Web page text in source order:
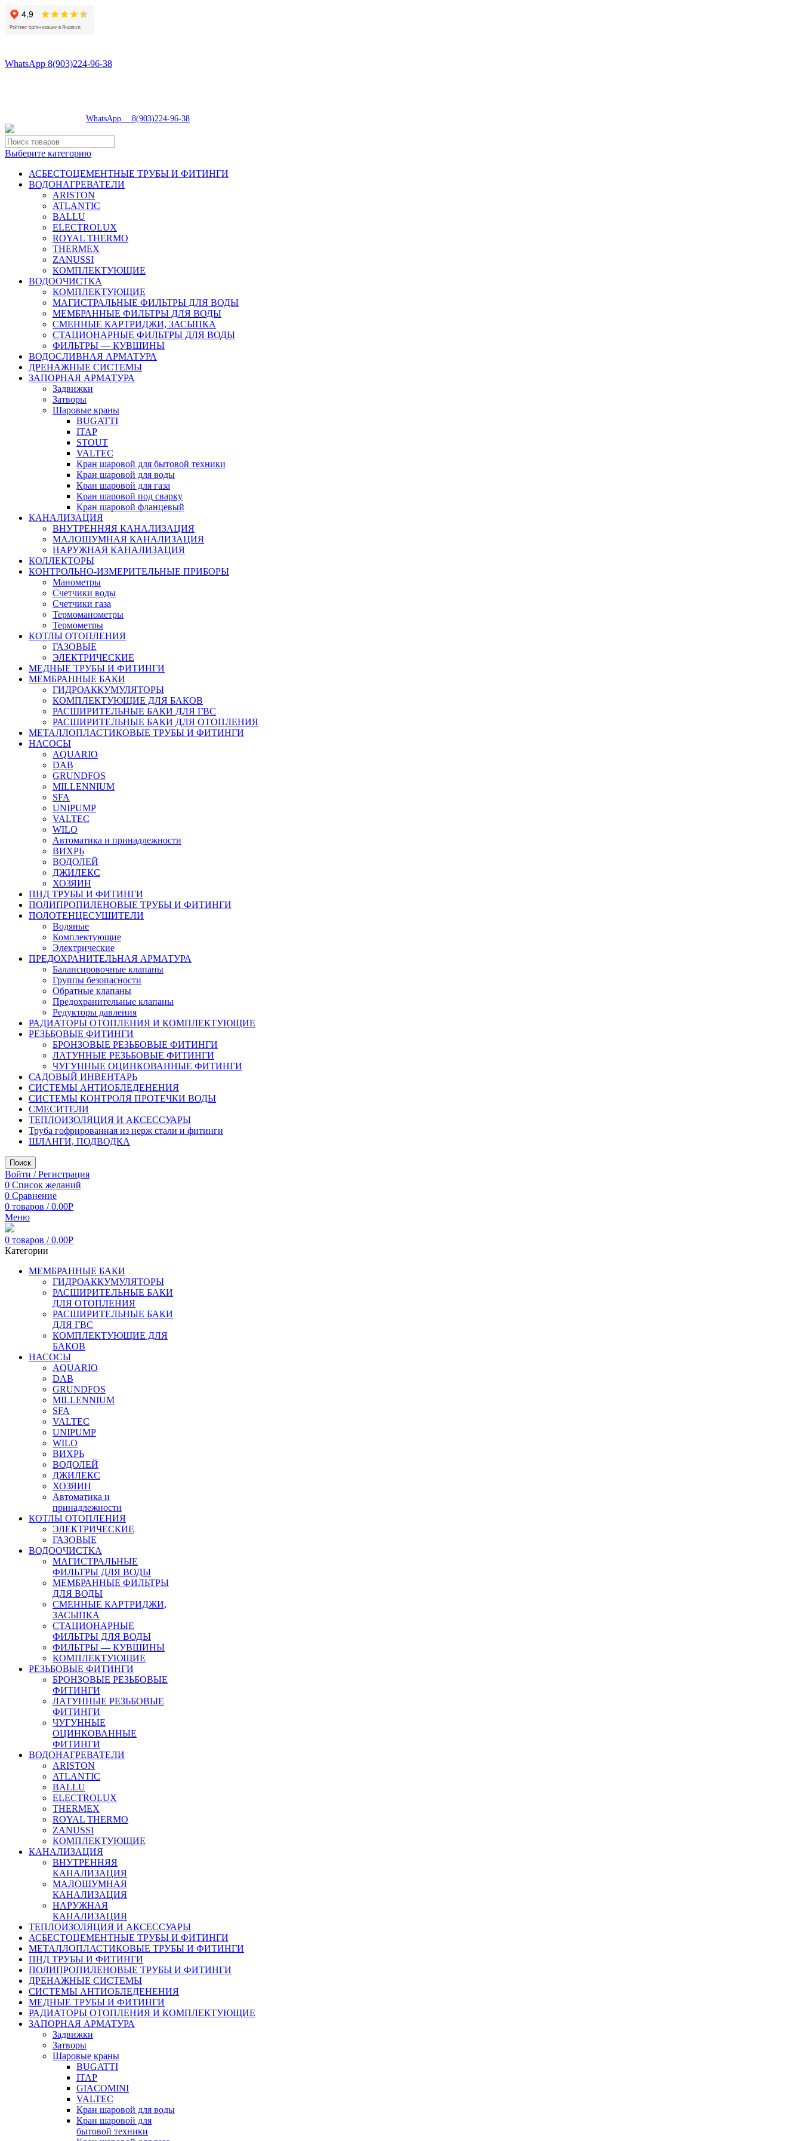
WhatsApp 8(903)224-96-38
WhatsApp 8(903)224-96-38
Выберите категорию
АСБЕСТОЦЕМЕНТНЫЕ ТРУБЫ И ФИТИНГИ
ВОДОНАГРЕВАТЕЛИ
ARISTON
ATLANTIC
BALLU
ELECTROLUX
ROYAL THERMO
THERMEX
ZANUSSI
КОМПЛЕКТУЮЩИЕ
ВОДООЧИСТКА
КОМПЛЕКТУЮЩИЕ
МАГИСТРАЛЬНЫЕ ФИЛЬТРЫ ДЛЯ ВОДЫ
МЕМБРАННЫЕ ФИЛЬТРЫ ДЛЯ ВОДЫ
СМЕННЫЕ КАРТРИДЖИ, ЗАСЫПКА
СТАЦИОНАРНЫЕ ФИЛЬТРЫ ДЛЯ ВОДЫ
ФИЛЬТРЫ — КУВШИНЫ
ВОДОСЛИВНАЯ АРМАТУРА
ДРЕНАЖНЫЕ СИСТЕМЫ
ЗАПОРНАЯ АРМАТУРА
Задвижки
Затворы
Шаровые краны
BUGATTI
ITAP
STOUT
VALTEC
Кран шаровой для бытовой техники
Кран шаровой для воды
Кран шаровой для газа
Кран шаровой под сварку
Кран шаровой фланцевый
КАНАЛИЗАЦИЯ
ВНУТРЕННЯЯ КАНАЛИЗАЦИЯ
МАЛОШУМНАЯ КАНАЛИЗАЦИЯ
НАРУЖНАЯ КАНАЛИЗАЦИЯ
КОЛЛЕКТОРЫ
КОНТРОЛЬНО-ИЗМЕРИТЕЛЬНЫЕ ПРИБОРЫ
Манометры
Счетчики воды
Счетчики газа
Термоманометры
Термометры
КОТЛЫ ОТОПЛЕНИЯ
ГАЗОВЫЕ
ЭЛЕКТРИЧЕСКИЕ
МЕДНЫЕ ТРУБЫ И ФИТИНГИ
МЕМБРАННЫЕ БАКИ
ГИДРОАККУМУЛЯТОРЫ
КОМПЛЕКТУЮЩИЕ ДЛЯ БАКОВ
РАСШИРИТЕЛЬНЫЕ БАКИ ДЛЯ ГВС
РАСШИРИТЕЛЬНЫЕ БАКИ ДЛЯ ОТОПЛЕНИЯ
МЕТАЛЛОПЛАСТИКОВЫЕ ТРУБЫ И ФИТИНГИ
НАСОСЫ
AQUARIO
DAB
GRUNDFOS
MILLENNIUM
SFA
UNIPUMP
VALTEC
WILO
Автоматика и принадлежности
ВИХРЬ
ВОДОЛЕЙ
ДЖИЛЕКС
ХОЗЯИН
ПНД ТРУБЫ И ФИТИНГИ
ПОЛИПРОПИЛЕНОВЫЕ ТРУБЫ И ФИТИНГИ
ПОЛОТЕНЦЕСУШИТЕЛИ
Водяные
Комплектующие
Электрические
ПРЕДОХРАНИТЕЛЬНАЯ АРМАТУРА
Балансировочные клапаны
Группы безопасности
Обратные клапаны
Предохранительные клапаны
Редукторы давления
РАДИАТОРЫ ОТОПЛЕНИЯ И КОМПЛЕКТУЮЩИЕ
РЕЗЬБОВЫЕ ФИТИНГИ
БРОНЗОВЫЕ РЕЗЬБОВЫЕ ФИТИНГИ
ЛАТУННЫЕ РЕЗЬБОВЫЕ ФИТИНГИ
ЧУГУННЫЕ ОЦИНКОВАННЫЕ ФИТИНГИ
САДОВЫЙ ИНВЕНТАРЬ
СИСТЕМЫ АНТИОБЛЕДЕНЕНИЯ
СИСТЕМЫ КОНТРОЛЯ ПРОТЕЧКИ ВОДЫ
СМЕСИТЕЛИ
ТЕПЛОИЗОЛЯЦИЯ И АКСЕССУАРЫ
Труба гофрированная из нерж стали и фитинги
ШЛАНГИ, ПОДВОДКА
Поиск
Войти / Регистрация
0 Список желаний
0 Сравнение
0 товаров / 0.00Р
Меню
0 товаров / 0.00Р
Категории
МЕМБРАННЫЕ БАКИ
ГИДРОАККУМУЛЯТОРЫ
РАСШИРИТЕЛЬНЫЕ БАКИ
ДЛЯ ОТОПЛЕНИЯ
РАСШИРИТЕЛЬНЫЕ БАКИ
ДЛЯ ГВС
КОМПЛЕКТУЮЩИЕ ДЛЯ
БАКОВ
НАСОСЫ
AQUARIO
DAB
GRUNDFOS
MILLENNIUM
SFA
VALTEC
UNIPUMP
WILO
ВИХРЬ
ВОДОЛЕЙ
ДЖИЛЕКС
ХОЗЯИН
Автоматика и
принадлежности
КОТЛЫ ОТОПЛЕНИЯ
ЭЛЕКТРИЧЕСКИЕ
ГАЗОВЫЕ
ВОДООЧИСТКА
МАГИСТРАЛЬНЫЕ
ФИЛЬТРЫ ДЛЯ ВОДЫ
МЕМБРАННЫЕ ФИЛЬТРЫ
ДЛЯ ВОДЫ
СМЕННЫЕ КАРТРИДЖИ,
ЗАСЫПКА
СТАЦИОНАРНЫЕ
ФИЛЬТРЫ ДЛЯ ВОДЫ
ФИЛЬТРЫ — КУВШИНЫ
КОМПЛЕКТУЮЩИЕ
РЕЗЬБОВЫЕ ФИТИНГИ
БРОНЗОВЫЕ РЕЗЬБОВЫЕ
ФИТИНГИ
ЛАТУННЫЕ РЕЗЬБОВЫЕ
ФИТИНГИ
ЧУГУННЫЕ
ОЦИНКОВАННЫЕ
ФИТИНГИ
ВОДОНАГРЕВАТЕЛИ
ARISTON
ATLANTIC
BALLU
ELECTROLUX
THERMEX
ROYAL THERMO
ZANUSSI
КОМПЛЕКТУЮЩИЕ
КАНАЛИЗАЦИЯ
ВНУТРЕННЯЯ
КАНАЛИЗАЦИЯ
МАЛОШУМНАЯ
КАНАЛИЗАЦИЯ
НАРУЖНАЯ
КАНАЛИЗАЦИЯ
ТЕПЛОИЗОЛЯЦИЯ И АКСЕССУАРЫ
АСБЕСТОЦЕМЕНТНЫЕ ТРУБЫ И ФИТИНГИ
МЕТАЛЛОПЛАСТИКОВЫЕ ТРУБЫ И ФИТИНГИ
ПНД ТРУБЫ И ФИТИНГИ
ПОЛИПРОПИЛЕНОВЫЕ ТРУБЫ И ФИТИНГИ
ДРЕНАЖНЫЕ СИСТЕМЫ
СИСТЕМЫ АНТИОБЛЕДЕНЕНИЯ
МЕДНЫЕ ТРУБЫ И ФИТИНГИ
РАДИАТОРЫ ОТОПЛЕНИЯ И КОМПЛЕКТУЮЩИЕ
ЗАПОРНАЯ АРМАТУРА
Задвижки
Затворы
Шаровые краны
BUGATTI
ITAP
GIACOMINI
VALTEC
Кран шаровой для воды
Кран шаровой для
бытовой техники